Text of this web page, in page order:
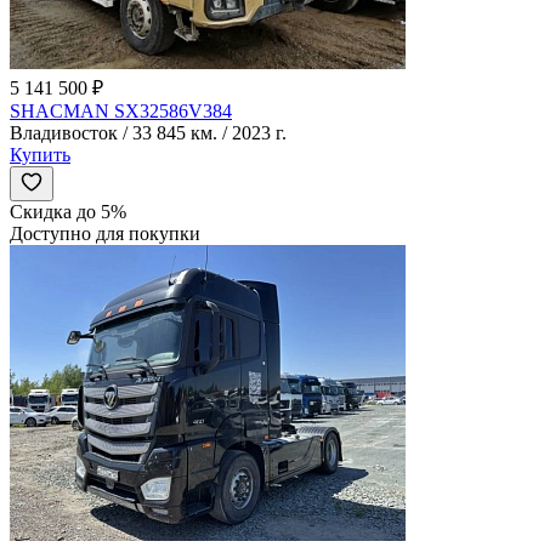
5 141 500 ₽
SHACMAN SX32586V384
Владивосток / 33 845 км. / 2023 г.
Купить
Скидка до 5%
Доступно для покупки